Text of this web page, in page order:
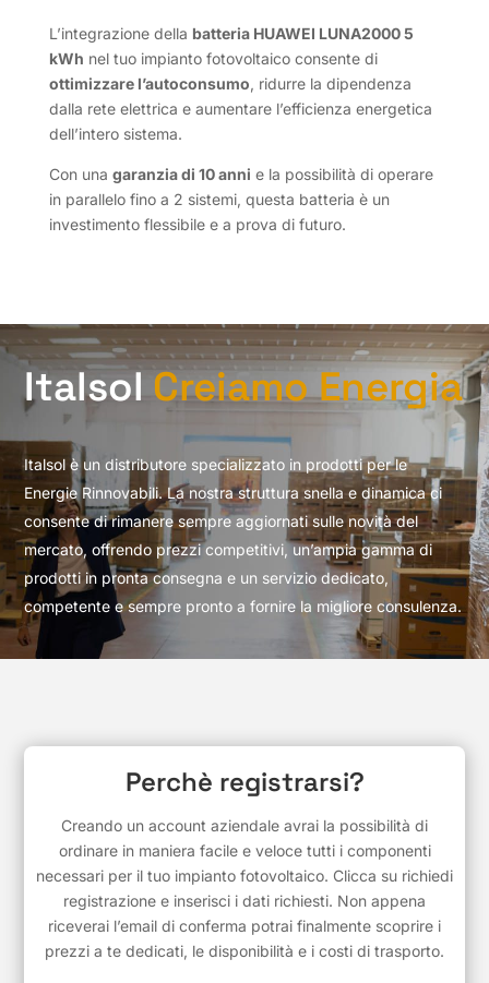
L’integrazione della batteria HUAWEI LUNA2000 5
kWh nel tuo impianto fotovoltaico consente di
ottimizzare l’autoconsumo, ridurre la dipendenza
dalla rete elettrica e aumentare l’efficienza energetica
dell’intero sistema.
Con una garanzia di 10 anni e la possibilità di operare
in parallelo fino a 2 sistemi, questa batteria è un
investimento flessibile e a prova di futuro.
ItalsolCreiamo Energia
Italsol è un distributore specializzato in prodotti per le
Energie Rinnovabili. La nostra struttura snella e dinamica ci
consente di rimanere sempre aggiornati sulle novità del
mercato, offrendo prezzi competitivi, un’ampia gamma di
prodotti in pronta consegna e un servizio dedicato,
competente e sempre pronto a fornire la migliore consulenza.
Perchè registrarsi?
Creando un account aziendale avrai la possibilità di
ordinare in maniera facile e veloce tutti i componenti
necessari per il tuo impianto fotovoltaico. Clicca su richiedi
registrazione e inserisci i dati richiesti. Non appena
riceverai l’email di conferma potrai finalmente scoprire i
prezzi a te dedicati, le disponibilità e i costi di trasporto.